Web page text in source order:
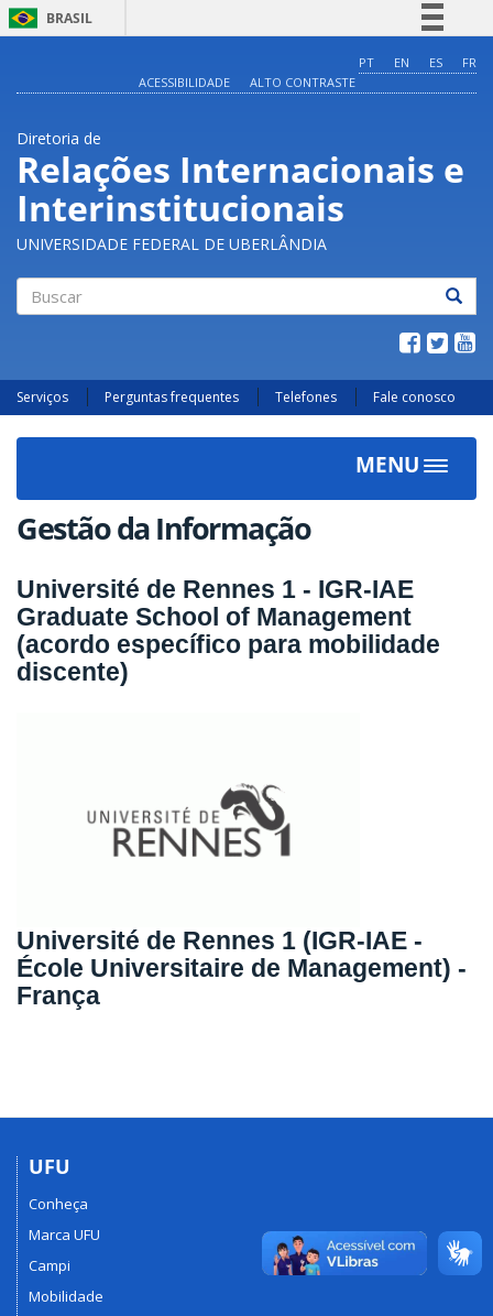
BRASIL
Comunica BR
Acesso à informação
Legislação
Canais
PT EN ES
FR
ACESSIBILIDADE
ALTO CONTRASTE
Diretoria de
Relações Internacionais e
Interinstitucionais
UNIVERSIDADE FEDERAL DE UBERLÂNDIA
Serviços Perguntas frequentes Telefones Fale conosco
MENU
Toggle
Gestão da Informação
Université de Rennes 1 - IGR-IAE
Graduate School of Management
(acordo específico para mobilidade
discente)
Université de Rennes 1 (IGR-IAE -
École Universitaire de Management) -
França
UFU
Conheça
Marca UFU
Campi
Mobilidade